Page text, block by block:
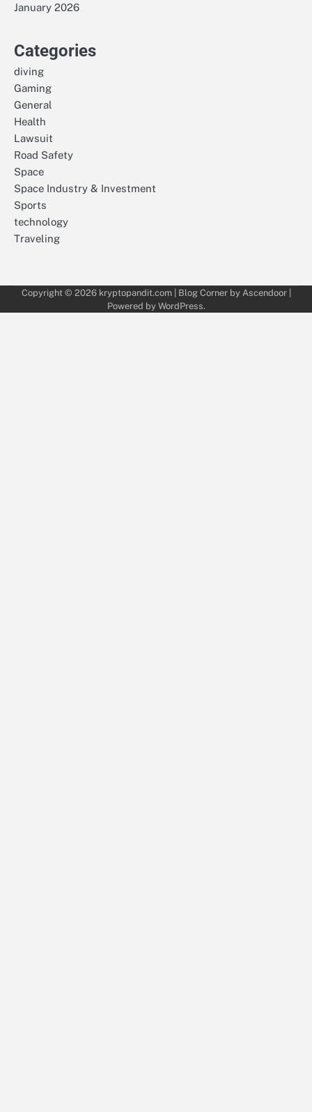
January 2026
Categories
diving
Gaming
General
Health
Lawsuit
Road Safety
Space
Space Industry & Investment
Sports
technology
Traveling
Copyright © 2026 kryptopandit.com| Blog Corner by Ascendoor|
Powered by WordPress.